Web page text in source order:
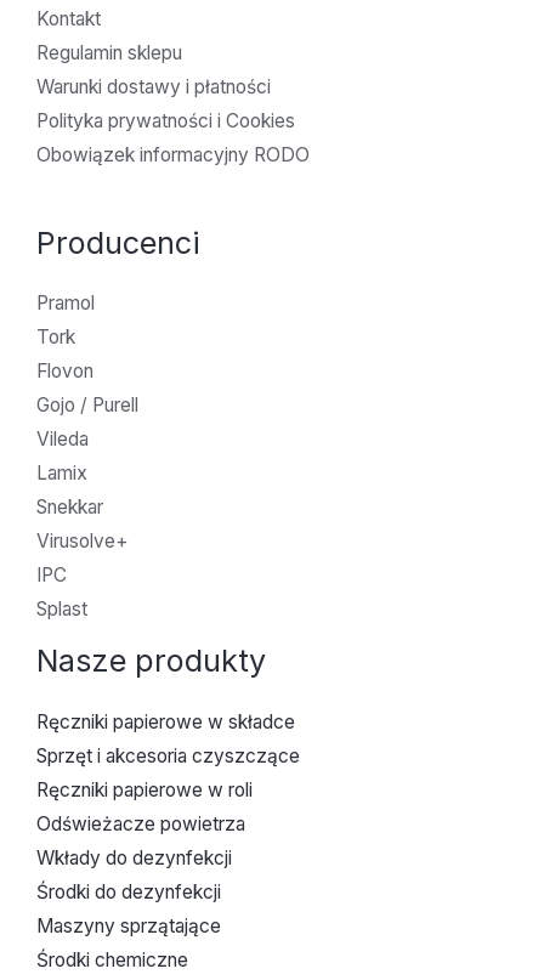
Kontakt
Regulamin sklepu
Warunki dostawy i płatności
Polityka prywatności i Cookies
Obowiązek informacyjny RODO
Producenci
Pramol
Tork
Flovon
Gojo / Purell
Vileda
Lamix
Snekkar
Virusolve+
IPC
Splast
Nasze produkty
Ręczniki papierowe w składce
Sprzęt i akcesoria czyszczące
Ręczniki papierowe w roli
Odświeżacze powietrza
Wkłady do dezynfekcji
Środki do dezynfekcji
Maszyny sprzątające
Środki chemiczne